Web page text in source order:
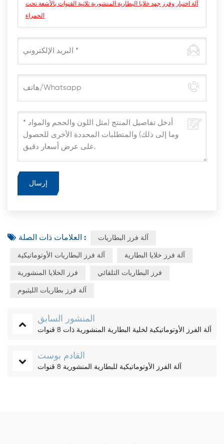
آلة اختبار وفرز جهد خلايا البطارية المنشورية ثلاثية القنوات بالأشعة تحت
الحمراء
العلامات ذات الصلة : آلة فرز البطاريات
آلة فرز البطاريات الأوتوماتيكية آلة فرز خلايا البطارية
فرز الخلايا المنشورية فرز البطاريات التلقائي
آلة فرز بطاريات الليثيوم
المنشور السابق
آلة الفرز الأوتوماتيكية لخلية البطارية المنشورية ذات 8 قنوات
القادم بوست
آلة الفرز الأوتوماتيكية للبطارية المنشورية 8 قنوات